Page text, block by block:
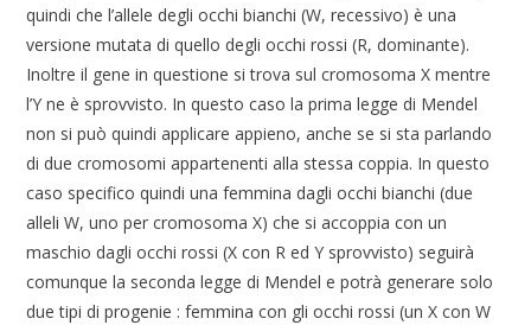
quindi che l’allele degli occhi bianchi (W, recessivo) è una
versione mutata di quello degli occhi rossi (R, dominante).
Inoltre il gene in questione si trova sul cromosoma X mentre
l’Y ne è sprovvisto. In questo caso la prima legge di Mendel
non si può quindi applicare appieno, anche se si sta parlando
di due cromosomi appartenenti alla stessa coppia. In questo
caso specifico quindi una femmina dagli occhi bianchi (due
alleli W, uno per cromosoma X) che si accoppia con un
maschio dagli occhi rossi (X con R ed Y sprovvisto) seguirà
comunque la seconda legge di Mendel e potrà generare solo
due tipi di progenie : femmina con gli occhi rossi (un X con W